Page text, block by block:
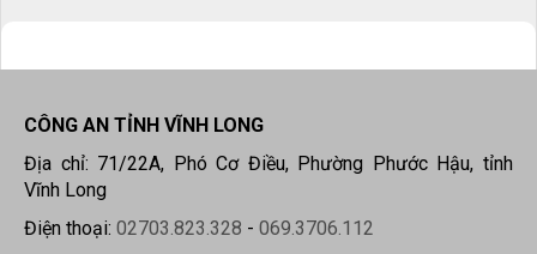
CÔNG AN TỈNH VĨNH LONG
Địa chỉ: 71/22A, Phó Cơ Điều, Phường Phước Hậu, tỉnh
Vĩnh Long
Điện thoại: 02703.823.328 - 069.3706.112